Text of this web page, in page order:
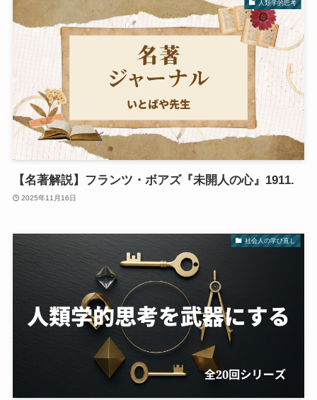
人類学的思考
【名著解説】フランツ・ボアズ『未開人の心』1911.
2025年11月16日
社会人の学び直し